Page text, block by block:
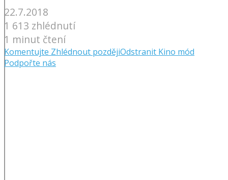
22.7.2018
1 613 zhlédnutí
1 minut čtení
Komentujte Zhlédnout pozdějiOdstranit Kino mód
Podpořte nás